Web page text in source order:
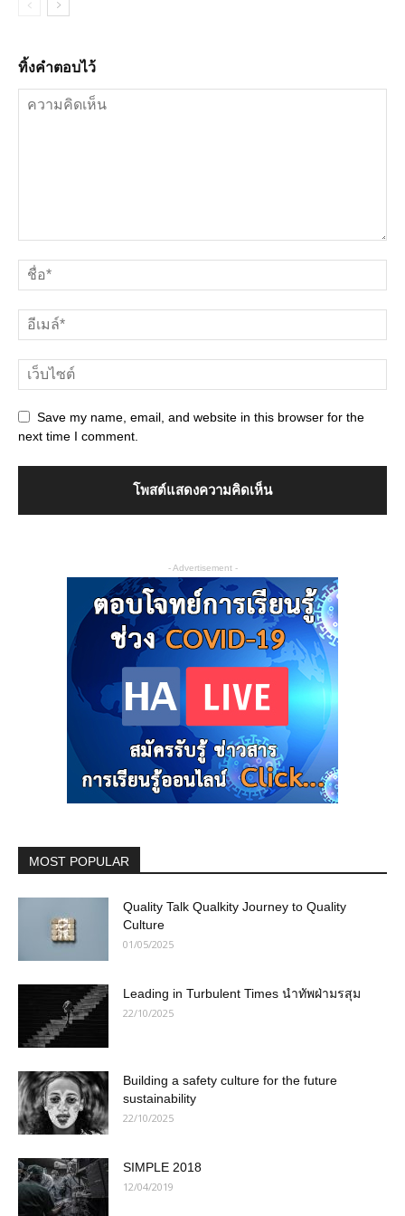
ทิ้งคำตอบไว้
Save my name, email, and website in this browser for the
next time I comment.
- Advertisement -
MOST POPULAR
Quality Talk Qualkity Journey to Quality
Culture
01/05/2025
Leading in Turbulent Times นำทัพฝ่ามรสุม
22/10/2025
Building a safety culture for the future
sustainability
22/10/2025
SIMPLE 2018
12/04/2019